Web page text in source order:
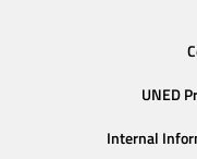
UNED
Internal